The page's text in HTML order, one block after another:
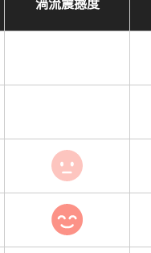
渦流震撼度